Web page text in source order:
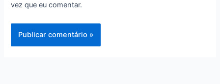
vez que eu comentar.